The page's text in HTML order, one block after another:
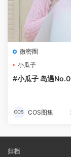
微密圈
小瓜子
#小瓜子 岛遇
猫娘风比基尼
COS图集
归档